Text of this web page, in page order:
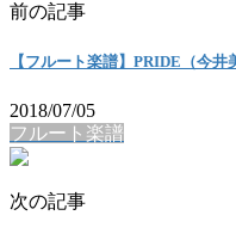
前の記事
【フルート楽譜】PRIDE（今井
2018/07/05
フルート楽譜
次の記事